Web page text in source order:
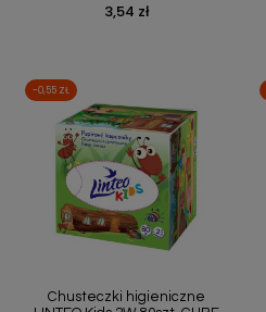
Cena
3,54 zł
Chusteczki higieniczne
-0,55 ZŁ